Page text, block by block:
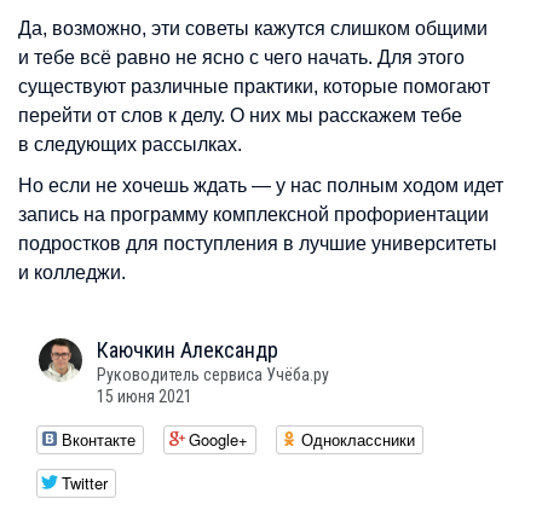
Да, возможно, эти советы кажутся слишком общими
и тебе всё равно не ясно с чего начать. Для этого
существуют различные практики, которые помогают
перейти от слов к делу. О них мы расскажем тебе
в следующих рассылках.
Но если не хочешь ждать — у нас полным ходом идет
запись на программу комплексной профориентации
подростков для поступления в лучшие университеты
и колледжи.
Каючкин Александр
Руководитель сервиса Учёба.ру
15 июня 2021
Вконтакте Google+
Одноклассники
Twitter